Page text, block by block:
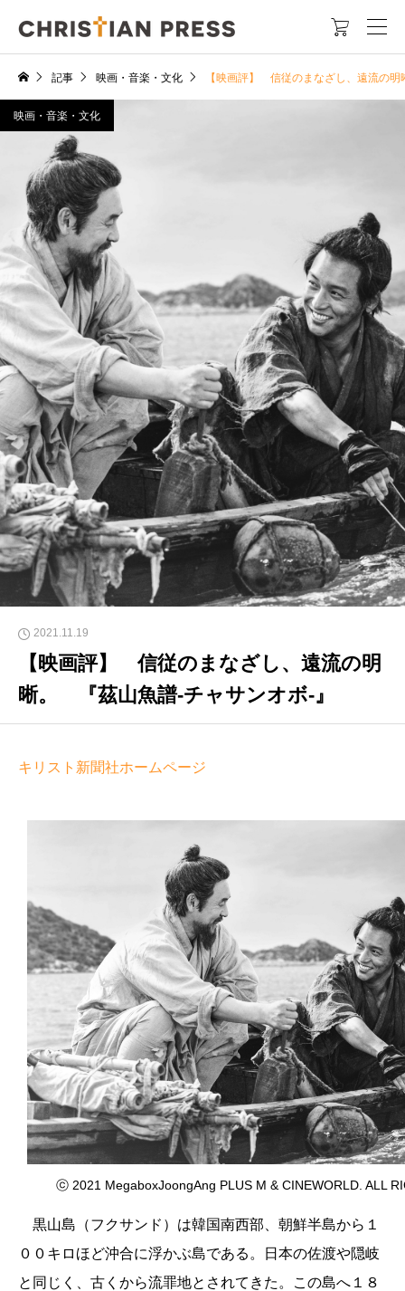

記事 映画・音楽・文化 【映画評】 信従のまなざし、遠流の
映画・音楽・文化
2021.11.19
【映画評】 信従のまなざし、遠流の明
晰。 『茲山魚譜-チャサンオボ-』
キリスト新聞社ホームページ
ⓒ 2021 MegaboxJoongAng PLUS M & CINEWORLD. ALL
黒山島（フクサンド）は韓国南西部、朝鮮半島から１
００キロほど沖合に浮かぶ島である。日本の佐渡や隠岐
と同じく、古くから流罪地とされてきた。この島へ１８